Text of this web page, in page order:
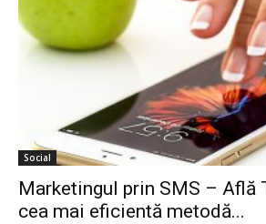
Social
Marketingul prin SMS – Află
cea mai eficientă metodă...